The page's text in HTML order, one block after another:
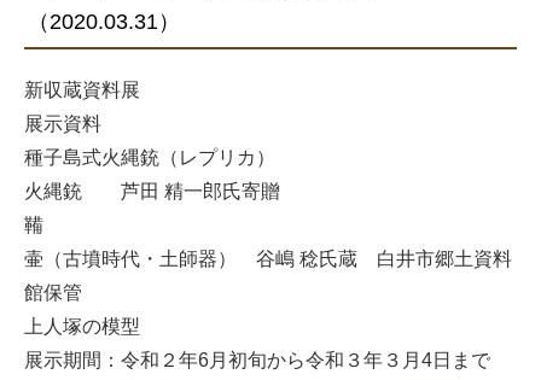
（2020.03.31）
新収蔵資料展
展示資料
種子島式火縄銃（レプリカ）
火縄銃 芦田 精一郎氏寄贈
鞴
壷（古墳時代・土師器） 谷嶋 稔氏蔵 白井市郷土資料
館保管
上人塚の模型
展示期間：令和２年6月初旬から令和３年３月4日まで